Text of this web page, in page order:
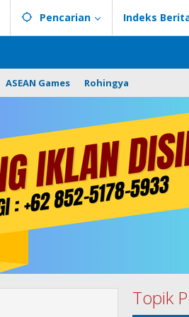
Pencarian Indeks
ASEAN Games Rohingya
Topik